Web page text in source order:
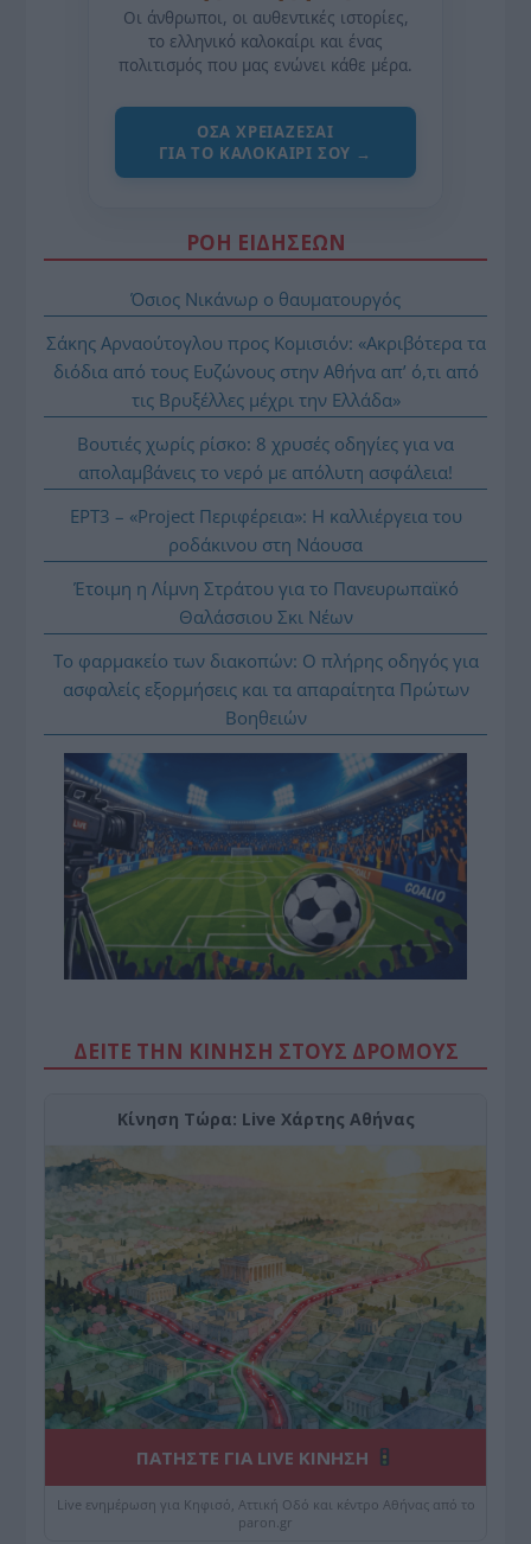
Οι άνθρωποι, οι αυθεντικές ιστορίες,
το ελληνικό καλοκαίρι και ένας
πολιτισμός που μας ενώνει κάθε μέρα.
ΌΣΑ ΧΡΕΙΆΖΕΣΑΙ
ΓΙΑ ΤΟ ΚΑΛΟΚΑΊΡΙ ΣΟΥ →
ΡΟΗ ΕΙΔΗΣΕΩΝ
Όσιος Νικάνωρ ο θαυματουργός
Σάκης Αρναούτογλου προς Κομισιόν: «Ακριβότερα τα
διόδια από τους Ευζώνους στην Αθήνα απ’ ό,τι από
τις Βρυξέλλες μέχρι την Ελλάδα»
Βουτιές χωρίς ρίσκο: 8 χρυσές οδηγίες για να
απολαμβάνεις το νερό με απόλυτη ασφάλεια!
ΕΡΤ3 – «Project Περιφέρεια»: Η καλλιέργεια του
ροδάκινου στη Νάουσα
Έτοιμη η Λίμνη Στράτου για το Πανευρωπαϊκό
Θαλάσσιου Σκι Νέων
Το φαρμακείο των διακοπών: Ο πλήρης οδηγός για
ασφαλείς εξορμήσεις και τα απαραίτητα Πρώτων
Βοηθειών
ΔΕΙΤΕ ΤΗΝ ΚΙΝΗΣΗ ΣΤΟΥΣ ΔΡΌΜΟΥΣ
Κίνηση Τώρα: Live Χάρτης Αθήνας
ΠΑΤΗΣΤΕ ΓΙΑ LIVE ΚΙΝΗΣΗ
Live ενημέρωση για Κηφισό, Αττική Οδό και κέντρο Αθήνας από το
paron.gr